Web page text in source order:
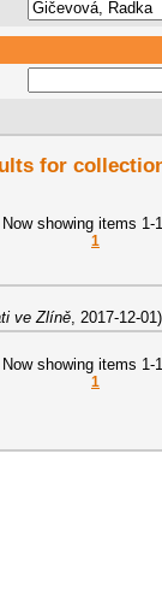
for
Now showing items 1-
1
ve Zlíně, 2017-12-01)
Now showing items 1-
1